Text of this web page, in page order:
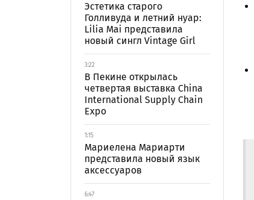
Эстетика старого
Голливуда и летний нуар:
Lilia Mai представила
новый сингл Vintage Girl
3:22
В Пекине открылась
четвертая выставка China
International Supply Chain
Expo
1:15
Мариелена Мариарти
представила новый язык
аксессуаров
6:47